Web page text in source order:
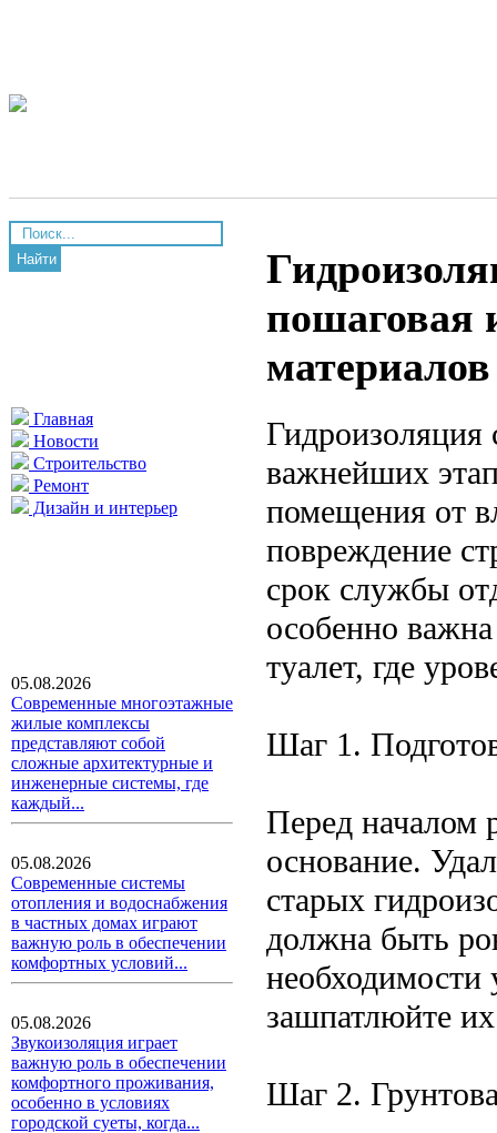
Найти
Главная
Новости
Строительство
Ремонт
Дизайн и интерьер
05.08.2026
Современные многоэтажные
жилые комплексы
представляют собой
сложные архитектурные и
инженерные системы, где
каждый...
05.08.2026
Современные системы
отопления и водоснабжения
в частных домах играют
важную роль в обеспечении
комфортных условий...
05.08.2026
Звукоизоляция играет
важную роль в обеспечении
комфортного проживания,
особенно в условиях
городской суеты, когда...
пошаговая
Гидроизоляция
важнейших
помещения от
повреждение
срок службы
особенно
туалет, где
Шаг 1.
Перед началом
основание.
старых
должна быть
необходимости
зашпатлюйте
Шаг 2.